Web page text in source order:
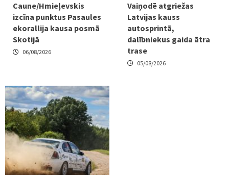
Caune/Hmieļevskis
izcīna punktus Pasaules
ekorallija kausa posmā
Skotijā
06/08/2026
Vaiņodē atgriežas
Latvijas kauss
autosprintā,
dalībniekus gaida ātra
trase
05/08/2026